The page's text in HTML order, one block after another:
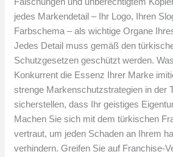
jedes Markendetail – Ihr Logo, Ihren
Farbschema – als wichtige Organe
Jedes Detail muss gemäß den
Schutzgesetzen geschützt werden.
Konkurrent die Essenz Ihrer Marke
strenge Markenschutzstrategien in der
sicherstellen, dass Ihr geistiges
Machen Sie sich mit dem türkischen
vertraut, um jeden Schaden an Ihrem
verhindern. Greifen Sie auf Franchise-